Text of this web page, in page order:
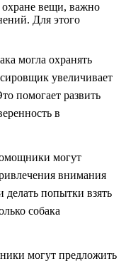
охране вещи, важно
Для этого
могла охранять
увеличивает
помогает развить
в
могут
внимания
делать попытки взять
собака
могут предложить